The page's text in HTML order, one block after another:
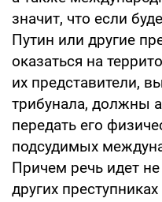
значит, что если
Путин или другие
оказаться на
их представители,
трибунала, должны
передать его
подсудимых
Причем речь идет
других